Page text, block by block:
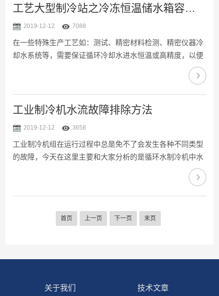
为定量（水的比热容）；4、选择风冷式制冷机时需乘系数
选择相应的机器型号。一般习惯对制冷机要配多大的习惯用
P来计算，但主要的是知道额定制冷量，一般...
工艺大型制冷站之冷冻恒温储水箱容积大小计算方法
2019-12-12 7088
在一些特殊生产工艺如：测试、精密材料检测、精密仪器冷
却水系统等，需要保证循环冷却水进水恒温或高精度，以便
数据或产品性能稳定。众高推出循环水制冷制热四季恒温设
备，同时研发出高精度恒温冷却水设备，水温精度可以控制
在正负0.1℃或0.5度。小型制冷机会自带储水箱，当大流量
就需要外置大型冷冻水保温箱，以便储液、储冷、恒温、补
经验。常见的工业冷却水系统流程如下：在实际的使用过程
中，由于客户负荷变化非常大，从0％～100％都有可能出
现，...
工业制冷机水流故障排除方法
2019-12-12 3658
工业制冷机组在运行过程中总是免不了会发生各种不同类型
的故障，今天在这里主要和大家分析的是循环水制冷机中水
泵流量方面的故障，遇见流量过大或者过小的情况时，是什
么原因造成的，以及如何解决这个问题。水泵的流量一定要
合适才行，过大或者过小都会对制冷机组的运行产生一定影
的时候，应该观察水泵标识的水泵流量以及扬程数据，看看
冷水机组所需...
首页 上一页 下一页 末页
关于我们 技术文章